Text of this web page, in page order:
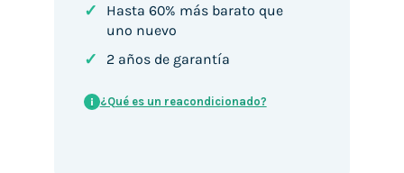
✓
Hasta 60% más barato que
uno nuevo
✓ 2 años de garantía
i ¿Qué es un reacondicionado?